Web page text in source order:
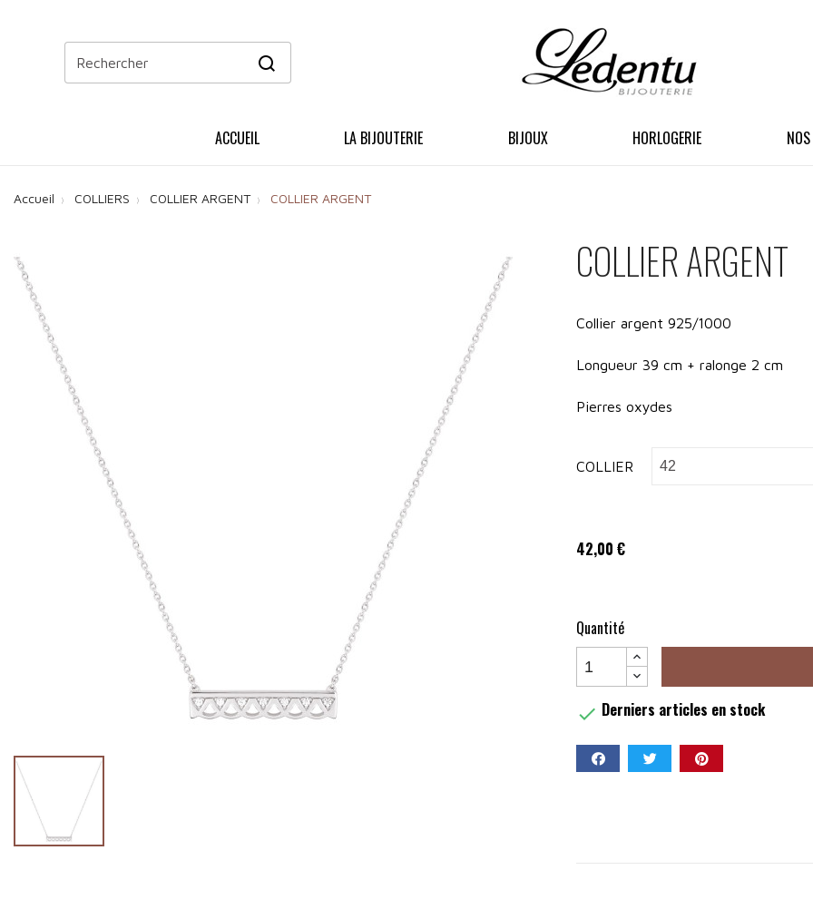
ACCUEIL LA BIJOUTERIE BIJOUX HORLOGERIE
Accueil COLLIERS COLLIER ARGENT COLLIER ARGENT
COLLIER ARGENT
Collier argent 925/1000
Longueur 39 cm + ralonge 2 cm
Pierres oxydes
COLLIER
42,00 €
Quantité
 Derniers articles en stock
Partager